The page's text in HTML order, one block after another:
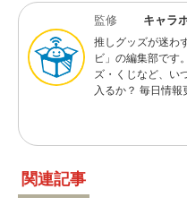
監修 キャラ
推しグッズが迷わ
ビ」の編集部です
ズ・くじなど、い
入るか？ 毎日情報
関連記事